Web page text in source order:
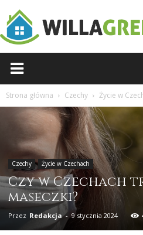
Strona główna Czechy Życie w
Czechy Życie w Czechach
Czy w Czechach
maseczki?
Przez Redakcja - 9 stycznia 2024